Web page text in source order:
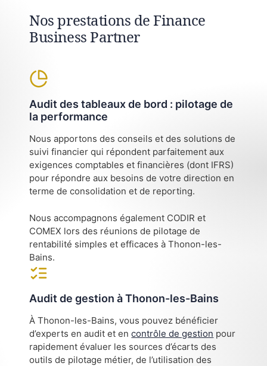
Nos prestations de Finance
Business Partner
Audit des tableaux de bord : pilotage de
la performance
Nous apportons des conseils et des solutions de
suivi financier qui répondent parfaitement aux
exigences comptables et financières (dont IFRS)
pour répondre aux besoins de votre direction en
terme de consolidation et de reporting.
Nous accompagnons également CODIR et
COMEX lors des réunions de pilotage de
rentabilité simples et efficaces à Thonon-les-
Bains.
Audit de gestion à Thonon-les-Bains
À Thonon-les-Bains, vous pouvez bénéficier
d’experts en audit et encontrôle de gestion pour
rapidement évaluer les sources d’écarts des
outils de pilotage métier, de l’utilisation des